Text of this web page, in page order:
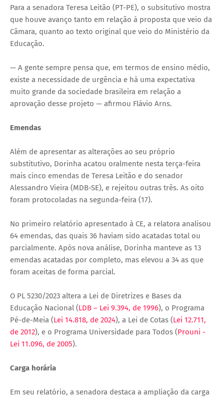
Para a senadora Teresa Leitão (PT-PE), o subsitutivo mostra
que houve avanço tanto em relação à proposta que veio da
Câmara, quanto ao texto original que veio do Ministério da
Educação.
— A gente sempre pensa que, em termos de ensino médio,
existe a necessidade de urgência e há uma expectativa
muito grande da sociedade brasileira em relação a
aprovação desse projeto — afirmou Flávio Arns.
Emendas
Além de apresentar as alterações ao seu próprio
substitutivo, Dorinha acatou oralmente nesta terça-feira
mais cinco emendas de Teresa Leitão e do senador
Alessandro Vieira (MDB-SE), e rejeitou outras três. As oito
foram protocoladas na segunda-feira (17).
No primeiro relatório apresentado à CE, a relatora analisou
64 emendas, das quais 36 haviam sido acatadas total ou
parcialmente. Após nova análise, Dorinha manteve as 13
emendas acatadas por completo, mas elevou a 34 as que
foram aceitas de forma parcial.
O PL 5230/2023 altera a Lei de Diretrizes e Bases da
Educação Nacional (LDB – Lei 9.394, de 1996), o Programa
Pé-de-Meia (Lei 14.818, de 2024), a Lei de Cotas (Lei 12.711,
de 2012), e o Programa Universidade para Todos (Prouni -
Lei 11.096, de 2005).
Carga horária
Em seu relatório, a senadora destaca a ampliação da carga